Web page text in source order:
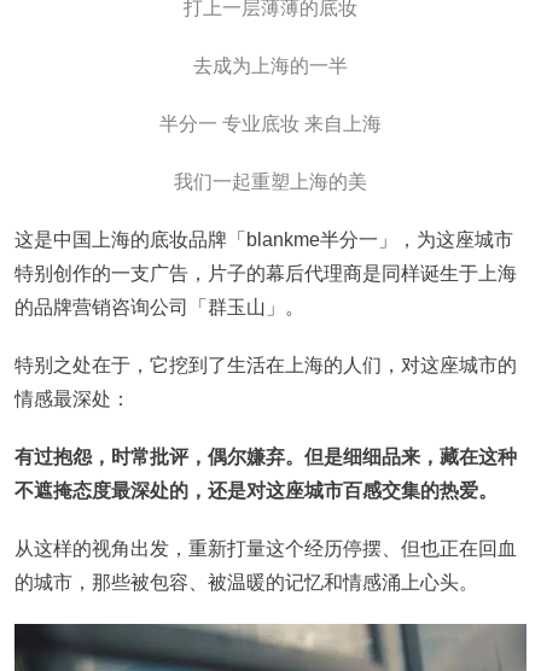
打上一层薄薄的底妆
去成为上海的一半
半分一 专业底妆 来自上海
我们一起重塑上海的美
这是中国上海的底妆品牌「blankme半分一」，为这座城市
特别创作的一支广告，片子的幕后代理商是同样诞生于上海
的品牌营销咨询公司「群玉山」。
特别之处在于，它挖到了生活在上海的人们，对这座城市的
情感最深处：
有过抱怨，时常批评，偶尔嫌弃。但是细细品来，藏在这种
不遮掩态度最深处的，还是对这座城市百感交集的热爱。
从这样的视角出发，重新打量这个经历停摆、但也正在回血
的城市，那些被包容、被温暖的记忆和情感涌上心头。